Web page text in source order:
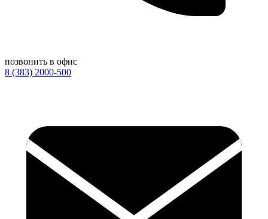
позвонить в офис
8 (383) 2000-500